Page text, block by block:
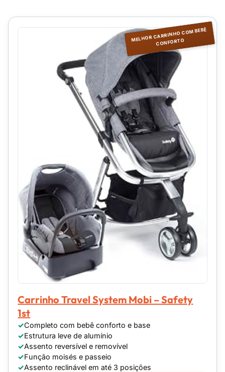
MELHOR CARRINHO COM BEBÊ
CONFORTO
Carrinho Travel System Mobi – Safety
1st
Completo com bebê conforto e base
Estrutura leve de alumínio
Assento reversível e removível
Função moisés e passeio
Assento reclinável em até 3 posições